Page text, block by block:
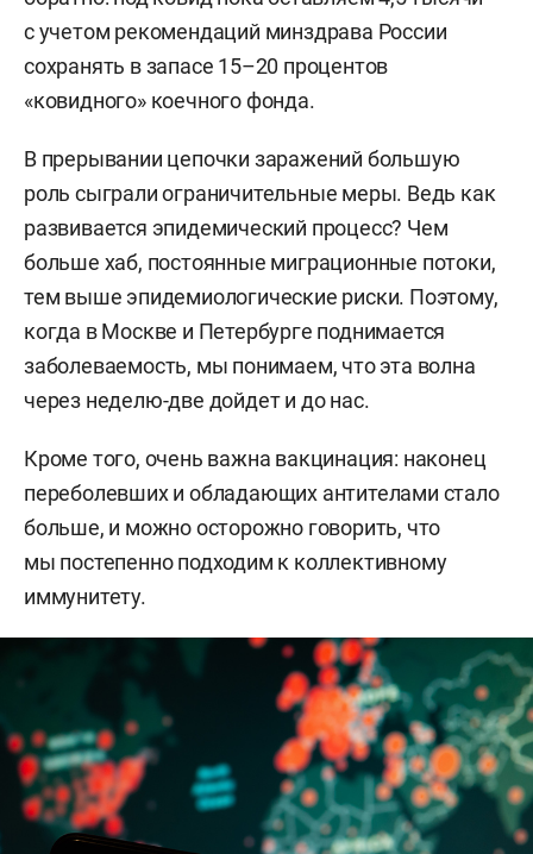
с учетом рекомендаций минздрава России
сохранять в запасе 15–20 процентов
«ковидного» коечного фонда.
В прерывании цепочки заражений большую
роль сыграли ограничительные меры. Ведь как
развивается эпидемический процесс? Чем
больше хаб, постоянные миграционные потоки,
тем выше эпидемиологические риски. Поэтому,
когда в Москве и Петербурге поднимается
заболеваемость, мы понимаем, что эта волна
через неделю-две дойдет и до нас.
Кроме того, очень важна вакцинация: наконец
переболевших и обладающих антителами стало
больше, и можно осторожно говорить, что
мы постепенно подходим к коллективному
иммунитету.